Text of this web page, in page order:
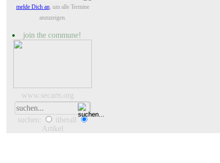
melde Dich an, um alle Termine
anzuzeigen.
join the commune!
www.secarts.org
suchen:
überall
Artikel